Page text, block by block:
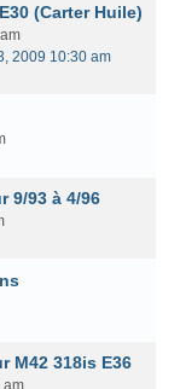
(Carter Huile)
2009 10:30 am
9/93 à 4/96
M42 318is E36
am